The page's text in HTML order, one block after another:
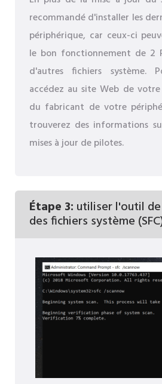
recommandé d'installer les
périphérique, car ceux-ci
le bon fonctionnement de 2
d'autres fichiers système.
accédez au site Web de
du fabricant de votre
trouverez des informations
mises à jour de pilotes.
Étape 3: utiliser l'outil
des fichiers système